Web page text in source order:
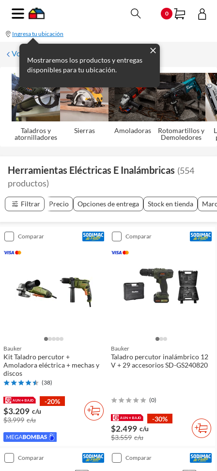
0
Ingresa tu ubicación
Mostraremos los productos y entregas
disponibles para tu ubicación.
Volver
Taladros y
atornilladores
Sierras Amoladoras
Rotomartillos y
Demoledores
Herramientas Eléctricas E Inalámbricas (554
productos)
Filtrar Precio Opciones de entrega Stock en tienda
comparar
Bauker
Kit Taladro percutor +
Amoladora eléctrica + mechas y
discos
(38)
-20%
$3.209 c/u
$3.999 c/u
comparar
Bauker
Taladro percutor inalámbrico 12
V + 29 accesorios SD-GS240820
(0)
-30%
$2.499 c/u
$3.559 c/u
comparar comparar